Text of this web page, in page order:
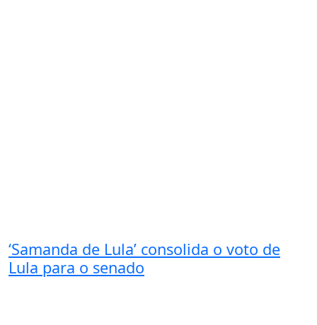
‘Samanda de Lula’ consolida o voto de
Lula para o senado